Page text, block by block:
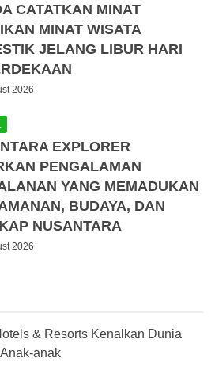
CATATKAN MINAT
MINAT WISATA
JELANG LIBUR HARI
2026
EXPLORER
PENGALAMAN
YANG MEMADUKAN
BUDAYA, DAN
NUSANTARA
2026
& Resorts Kenalkan Dunia
anak